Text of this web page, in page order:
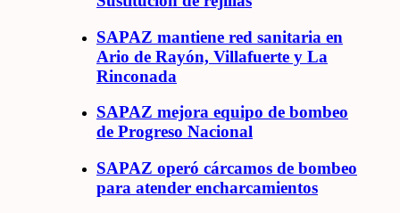
SAPAZ mantiene red sanitaria en
Ario de Rayón, Villafuerte y La
Rinconada
SAPAZ mejora equipo de bombeo
de Progreso Nacional
SAPAZ operó cárcamos de bombeo
para atender encharcamientos